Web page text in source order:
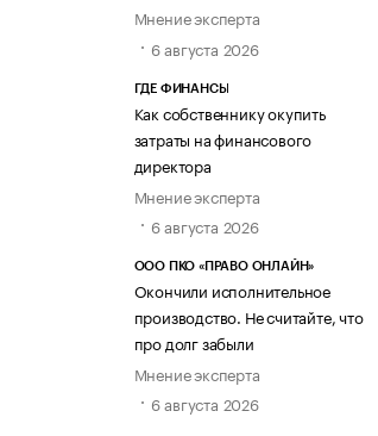
Мнение эксперта
6 августа 2026
ГДЕ ФИНАНСЫ
Как собственнику окупить
затраты на финансового
директора
Мнение эксперта
6 августа 2026
ООО ПКО «ПРАВО ОНЛАЙН»
Окончили исполнительное
производство. Не считайте, что
про долг забыли
Мнение эксперта
6 августа 2026